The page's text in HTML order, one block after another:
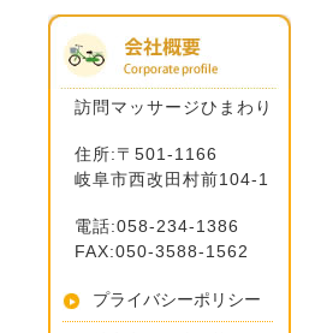
訪問マッサージひまわり
住所:〒501-1166
岐阜市西改田村前104-1
電話:058-234-1386
FAX:050-3588-1562
プライバシーポリシー